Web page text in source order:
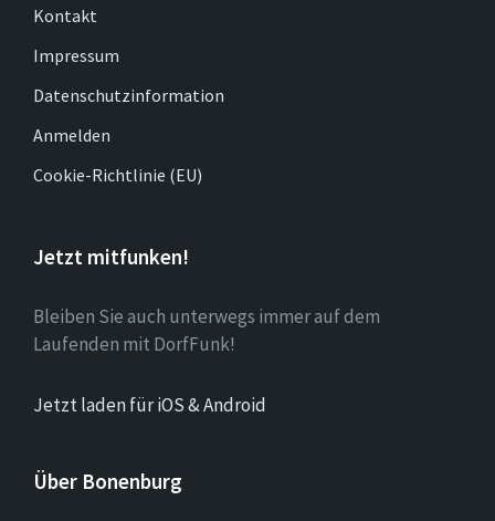
Kontakt
Impressum
Datenschutzinformation
Anmelden
Cookie-Richtlinie (EU)
Jetzt mitfunken!
Bleiben Sie auch unterwegs immer auf dem
Laufenden mit DorfFunk!
Jetzt laden für iOS & Android
Über Bonenburg